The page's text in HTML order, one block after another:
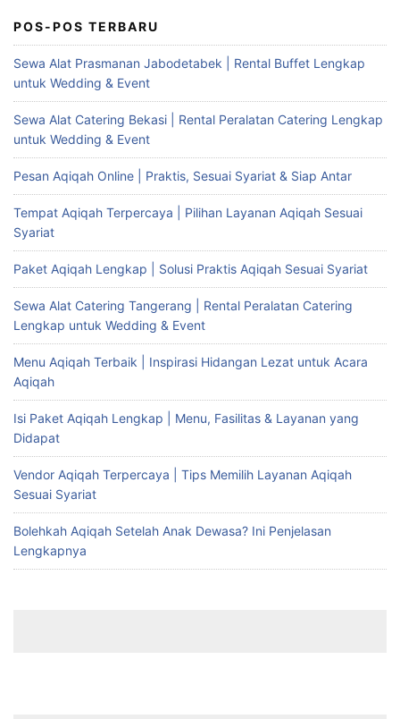
POS-POS TERBARU
Sewa Alat Prasmanan Jabodetabek | Rental Buffet Lengkap
untuk Wedding & Event
Sewa Alat Catering Bekasi | Rental Peralatan Catering Lengkap
untuk Wedding & Event
Pesan Aqiqah Online | Praktis, Sesuai Syariat & Siap Antar
Tempat Aqiqah Terpercaya | Pilihan Layanan Aqiqah Sesuai
Syariat
Paket Aqiqah Lengkap | Solusi Praktis Aqiqah Sesuai Syariat
Sewa Alat Catering Tangerang | Rental Peralatan Catering
Lengkap untuk Wedding & Event
Menu Aqiqah Terbaik | Inspirasi Hidangan Lezat untuk Acara
Aqiqah
Isi Paket Aqiqah Lengkap | Menu, Fasilitas & Layanan yang
Didapat
Vendor Aqiqah Terpercaya | Tips Memilih Layanan Aqiqah
Sesuai Syariat
Bolehkah Aqiqah Setelah Anak Dewasa? Ini Penjelasan
Lengkapnya